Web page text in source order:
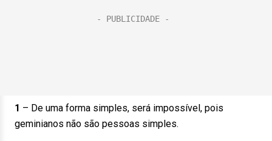
1 – De uma forma simples, será impossível, pois
geminianos não são pessoas simples.